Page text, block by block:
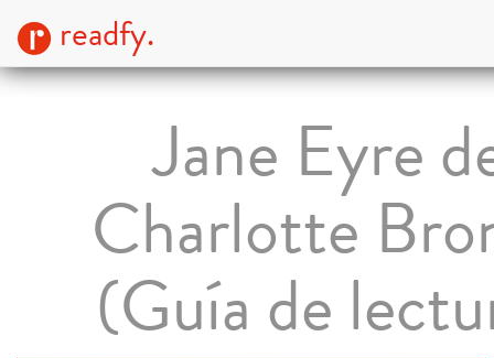
readfy.
Jane Eyre
Charlotte
(Guía de